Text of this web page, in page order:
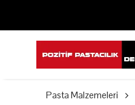
Pasta Malzemeleri